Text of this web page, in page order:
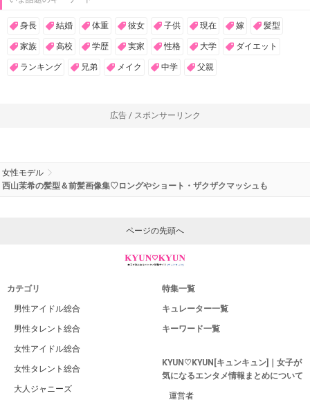
身長 結婚 体重 彼女 子供 現在 嫁 髪型
家族 高校 学歴 実家 性格 大学 ダイエット
ランキング 兄弟 メイク 中学 父親
広告 / スポンサーリンク
女性モデル
西山茉希の髪型＆前髪画像集♡ロングやショート・ザクザクマッシュも
ページの先頭へ
カテゴリ
男性アイドル総合
男性タレント総合
女性アイドル総合
女性タレント総合
大人ジャニーズ
特集一覧
キュレーター一覧
キーワード一覧
KYUN♡KYUN[キュンキュン]｜女子が
気になるエンタメ情報まとめについて
運営者